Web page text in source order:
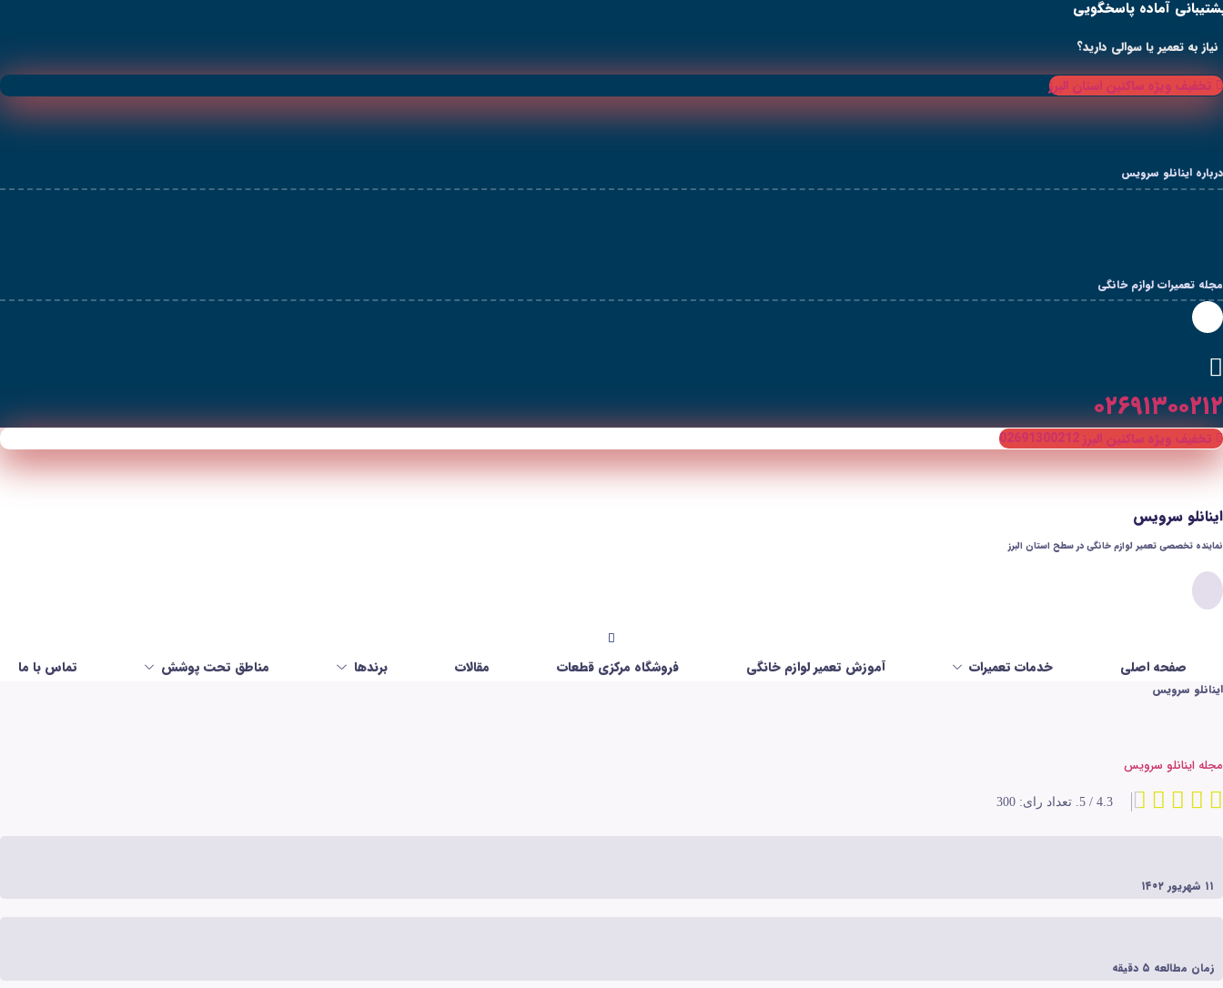
پرش
محتوا
آماده پاسخگویی
نیاز به تعمیر یا سوالی دارید؟
تخفیف ویژه ساکنین استان البرز
درباره اینانلو سرویس
مجله تعمیرات لوازم خانگی
۰۲۶۹۱۳۰۰۲۱۲
تخفیف ویژه ساکنین البرز 02691300212
اینانلو سرویس
نماینده تخصصی تعمیر لوازم خانگی در سطح استان البرز​
صفحه اصلی خدمات تعمیرات آموزش تعمیر لوازم خانگی فروشگاه مرکزی قطعات مقالات برندها مناطق تحت پوشش تماس با ما
اینانلو سرویس
مجله اینانلو سرویس
4.3 / 5. تعداد رای: 300
۱۱ شهریور ۱۴۰۲
زمان مطالعه ۵ دقیقه